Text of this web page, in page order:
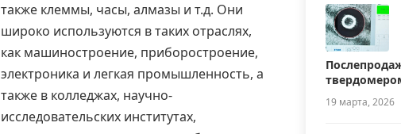
также клеммы, часы, алмазы и т.д. Они
широко используются в таких отраслях,
как машиностроение, приборостроение,
электроника и легкая промышленность, а
также в колледжах, научно-
исследовательских институтах,
производства
19 марта, 2026